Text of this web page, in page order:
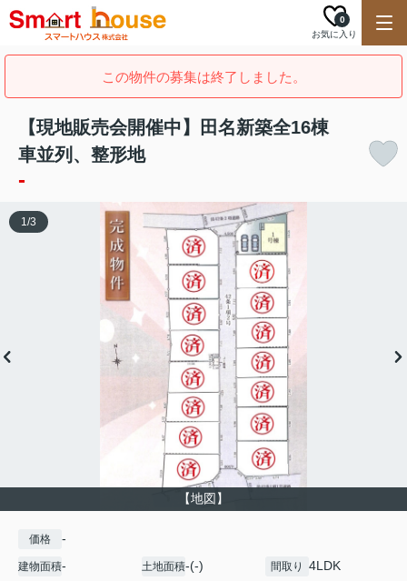
お気に入り
0
この物件の募集は終了しました。
【現地販売会開催中】田名新築全16棟
車並列、整形地
-
【地図】
1/3
価格 -
建物面積- 土地面積-(-) 間取り 4LDK